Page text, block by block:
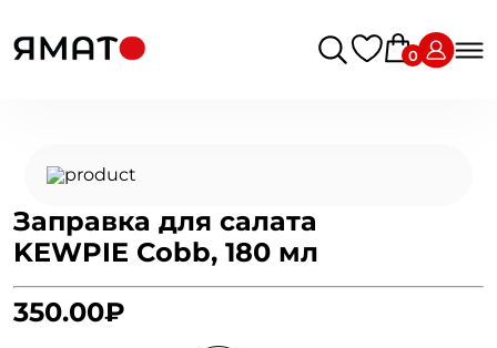
0
Заправка для салата
KEWPIE Cobb, 180 мл
350.00₽